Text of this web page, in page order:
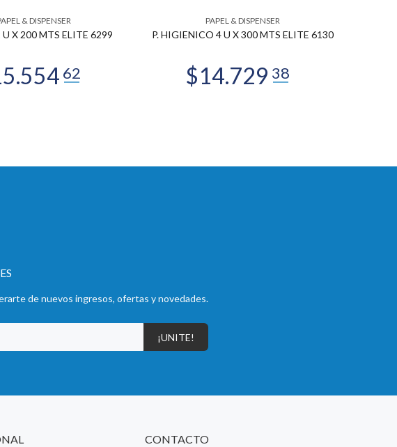
& DISPENSER
X 200 MTS ELITE 6299
PAPEL & DISPENSER
P. HIGIENICO 4 U X 300 MTS ELITE 6130
de nuevos ingresos, ofertas y novedades.
¡UNITE!
CONTACTO